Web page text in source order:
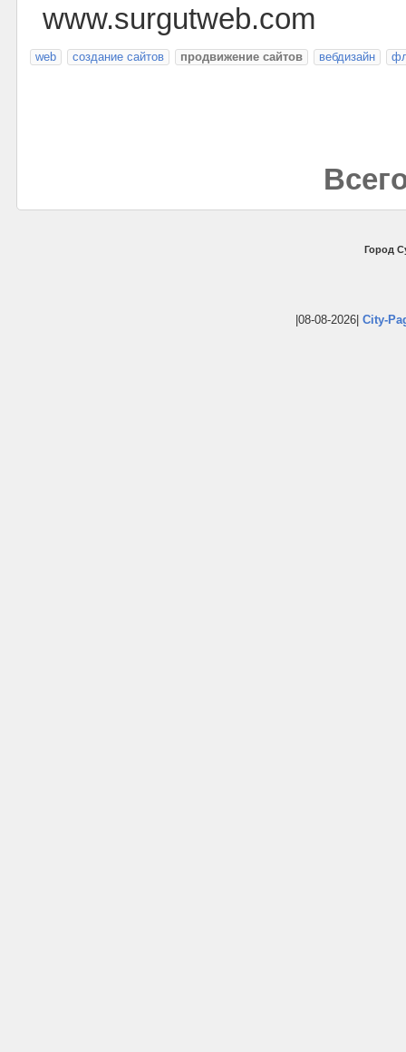
www.surgutweb.com
web создание сайтов продвижение сайтов вебдизайн
Город
|08-08-2026| City-